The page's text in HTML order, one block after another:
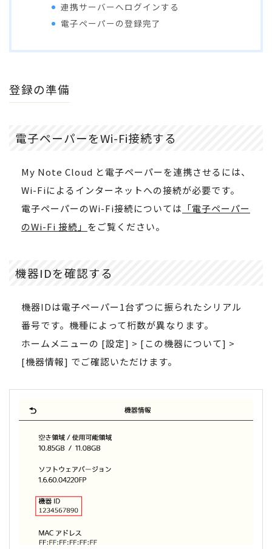
連携サーバーへログインする
電子ペーパーの登録完了
登録の準備
電子ペーパーをWi-Fi接続する
My Note Cloud と電子ペーパーを連携させるには、
Wi-Fiによるインターネットへの接続が必要です。
電子ペーパーのWi-Fi接続については 「電子ペーパー
のWi-Fi 接続」 をご覧ください。
機器IDを確認する
機器IDは電子ペーパー1台ずつに振られたシリアル
番号です。機種によって桁数が異なります。
ホームメニューの [設定] > [この機器について] >
[機器情報] でご確認いただけます。